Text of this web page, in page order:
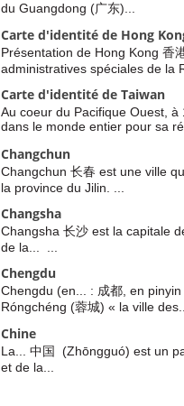
du Guangdong (广东)...
Carte d'identité de Hong
Présentation de Hong Kong 香
administratives spéciales de la
Carte d'identité de Taiwan
Au coeur du Pacifique Ouest,
dans le monde entier pour sa
Changchun
Changchun 长春 est une ville
la province du Jilin. ...
Changsha
Changsha 长沙 est la capitale
de la... ...
Chengdu
Chengdu (en... : 成都, en
Róngchéng (蓉城) « la ville des...
Chine
La... 中国 (Zhōngguó) est un
et de la...